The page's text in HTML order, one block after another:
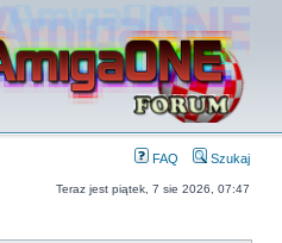
FAQ Szukaj
Teraz jest piątek, 7 sie 2026, 07:47